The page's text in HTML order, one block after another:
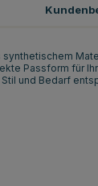
Passform für
und Bedarf